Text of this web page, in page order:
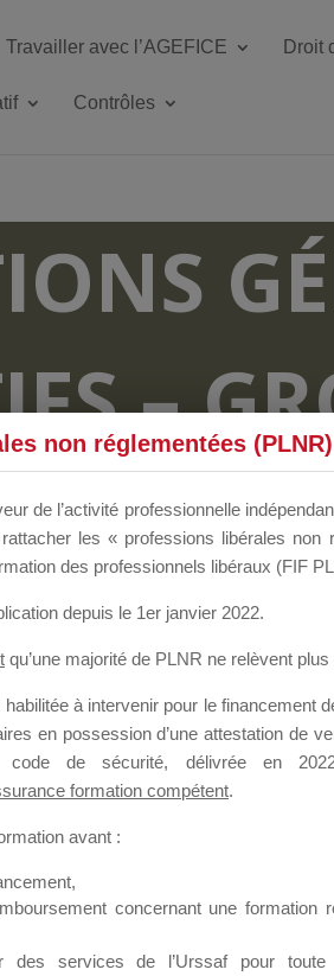
Travailler avec l’AGEFICE Droit
Contrôles
–
DE
les Conseillers salariés de
message ou poser vos questions
non réglementées (PLNR)
de l’activité professionnelle
les « professions libérales non
des professionnels libéraux (FIF
depuis le 1er janvier 2022.
qu’une majorité de PLNR ne relèvent
à intervenir pour le financement
en possession d’une attestation de
code de sécurité, délivrée en
formation compétent.
avant :
concernant une formation
services de l’Urssaf pour toute